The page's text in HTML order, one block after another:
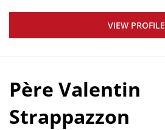
VIEW PROFILE
Père Valentin
Strappazzon